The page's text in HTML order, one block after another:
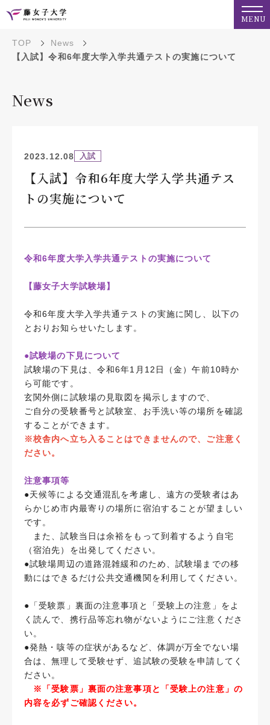
MENU
TOP
News
【入試】令和6年度大学入学共通テストの実施について
News
2023.12.08 入試
【入試】令和6年度大学入学共通テス
トの実施について
令和6年度大学入学共通テストの実施について
【藤女子大学試験場】
令和6年度大学入学共通テストの実施に関し、以下の
とおりお知らせいたします。
●試験場の下見について
試験場の下見は、令和6年1月12日（金）午前10時か
ら可能です。
玄関外側に試験場の見取図を掲示しますので、
ご自分の受験番号と試験室、お手洗い等の場所を確認
することができます。
※校舎内へ立ち入ることはできませんので、ご注意く
ださい。
注意事項等
●天候等による交通混乱を考慮し、遠方の受験者はあ
らかじめ市内最寄りの場所に宿泊することが望ましい
です。
また、試験当日は余裕をもって到着するよう自宅
（宿泊先）を出発してください。
●試験場周辺の道路混雑緩和のため、試験場までの移
動にはできるだけ公共交通機関を利用してください。
●「受験票」裏面の注意事項と「受験上の注意」をよ
く読んで、携行品等忘れ物がないようにご注意くださ
い。
●発熱・咳等の症状があるなど、体調が万全でない場
合は、無理して受験せず、追試験の受験を申請してく
ださい。
※「受験票」裏面の注意事項と「受験上の注意」の
内容を必ずご確認ください。